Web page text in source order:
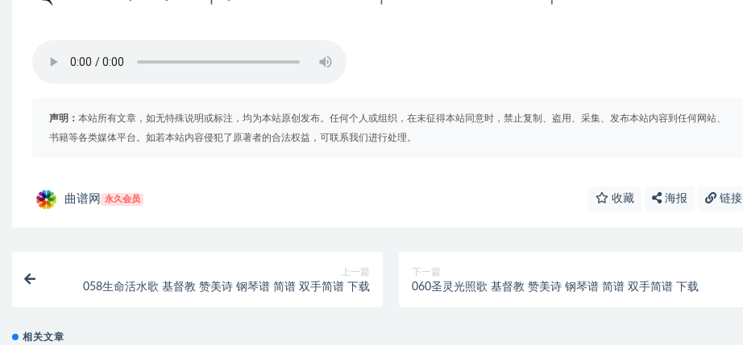
声明： 本站所有文章，如无特殊说明或标注，均为本站原创发布。任何个人或组织，在未征得本站同意时，禁止复制、盗用、采集、发布本站内容到任何网站、
书籍等各类媒体平台。如若本站内容侵犯了原著者的合法权益，可联系我们进行处理。
曲谱网 永久会员 收藏 海报 链接
上一篇
058生命活水歌 基督教 赞美诗 钢琴谱 简谱 双手简谱 下载
下一篇
060圣灵光照歌 基督教 赞美诗 钢琴谱 简谱 双手简谱 下载
相关文章